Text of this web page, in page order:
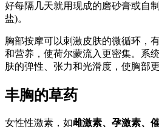
好每隔几天就用现成的磨砂膏或自
盐)。
胸部按摩可以刺激皮肤的微循环，
和营养，使荷尔蒙流入更密集。系
肤的弹性、张力和光滑度，使胸部
丰胸的草药
女性性激素，如雌激素、孕激素、